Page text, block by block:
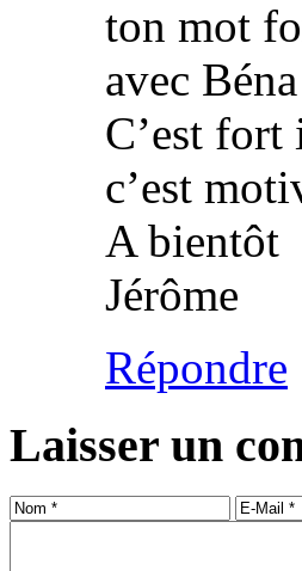
ton mot
avec
C’est fort
c’est
A bientôt
Jérôme
Répondre
Laisser un